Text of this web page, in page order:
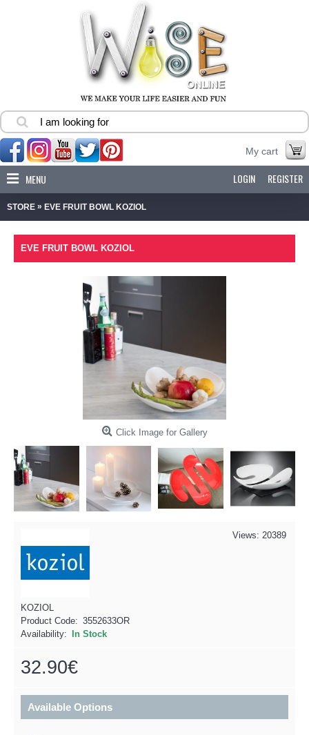
My cart
MENU REGISTER
LOGIN
STORE » EVE FRUIT BOWL KOZIOL
EVE FRUIT BOWL KOZIOL
Click Image for Gallery
Views: 20389
KOZIOL
Product Code: 3552633OR
Availability: In Stock
32.90€
Available Options